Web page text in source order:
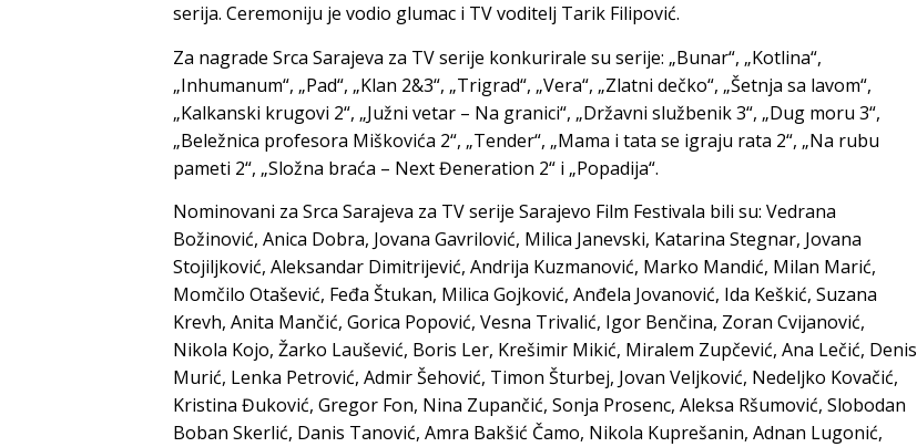
serija. Ceremoniju je vodio glumac i TV voditelj Tarik Filipović.
Za nagrade Srca Sarajeva za TV serije konkurirale su serije: „Bunar“, „Kotlina“,
„Inhumanum“, „Pad“, „Klan 2&3“, „Trigrad“, „Vera“, „Zlatni dečko“, „Šetnja sa lavom“,
„Kalkanski krugovi 2“, „Južni vetar – Na granici“, „Državni službenik 3“, „Dug moru 3“,
„Beležnica profesora Miškovića 2“, „Tender“, „Mama i tata se igraju rata 2“, „Na rubu
pameti 2“, „Složna braća – Next Đeneration 2“ i „Popadija“.
Nominovani za Srca Sarajeva za TV serije Sarajevo Film Festivala bili su: Vedrana
Božinović, Anica Dobra, Jovana Gavrilović, Milica Janevski, Katarina Stegnar, Jovana
Stojiljković, Aleksandar Dimitrijević, Andrija Kuzmanović, Marko Mandić, Milan Marić,
Momčilo Otašević, Feđa Štukan, Milica Gojković, Anđela Jovanović, Ida Keškić, Suzana
Krevh, Anita Mančić, Gorica Popović, Vesna Trivalić, Igor Benčina, Zoran Cvijanović,
Nikola Kojo, Žarko Laušević, Boris Ler, Krešimir Mikić, Miralem Zupčević, Ana Lečić, Denis
Murić, Lenka Petrović, Admir Šehović, Timon Šturbej, Jovan Veljković, Nedeljko Kovačić,
Kristina Đuković, Gregor Fon, Nina Zupančić, Sonja Prosenc, Aleksa Ršumović, Slobodan
Boban Skerlić, Danis Tanović, Amra Bakšić Čamo, Nikola Kuprešanin, Adnan Lugonić,